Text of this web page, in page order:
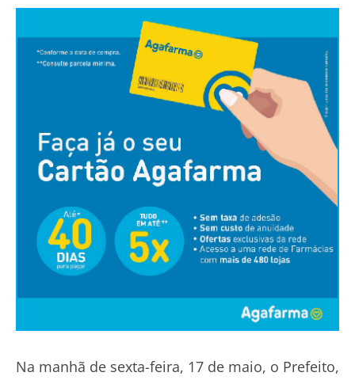
Na manhã de sexta-feira, 17 de maio, o Prefeito,